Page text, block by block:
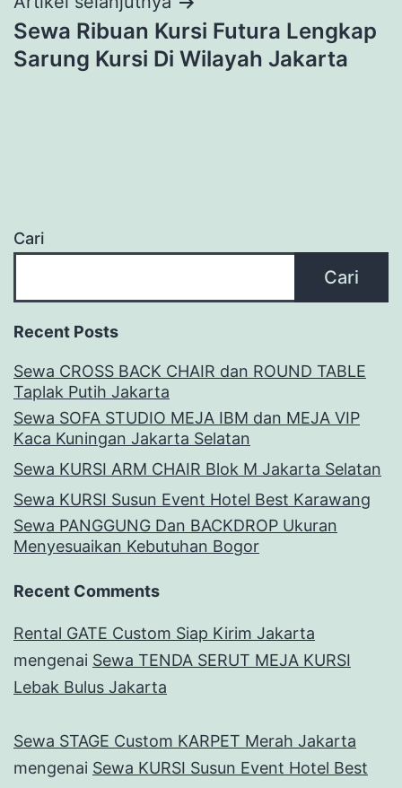
Sewa Ribuan Kursi Futura Lengkap
Sarung Kursi Di Wilayah Jakarta
Cari
Cari
Recent Posts
Sewa CROSS BACK CHAIR dan ROUND TABLE
Taplak Putih Jakarta
Sewa SOFA STUDIO MEJA IBM dan MEJA VIP
Kaca Kuningan Jakarta Selatan
Sewa KURSI ARM CHAIR Blok M Jakarta Selatan
Sewa KURSI Susun Event Hotel Best Karawang
Sewa PANGGUNG Dan BACKDROP Ukuran
Menyesuaikan Kebutuhan Bogor
Recent Comments
Rental GATE Custom Siap Kirim Jakarta
mengenai Sewa TENDA SERUT MEJA KURSI
Lebak Bulus Jakarta
Sewa STAGE Custom KARPET Merah Jakarta
mengenai Sewa KURSI Susun Event Hotel Best